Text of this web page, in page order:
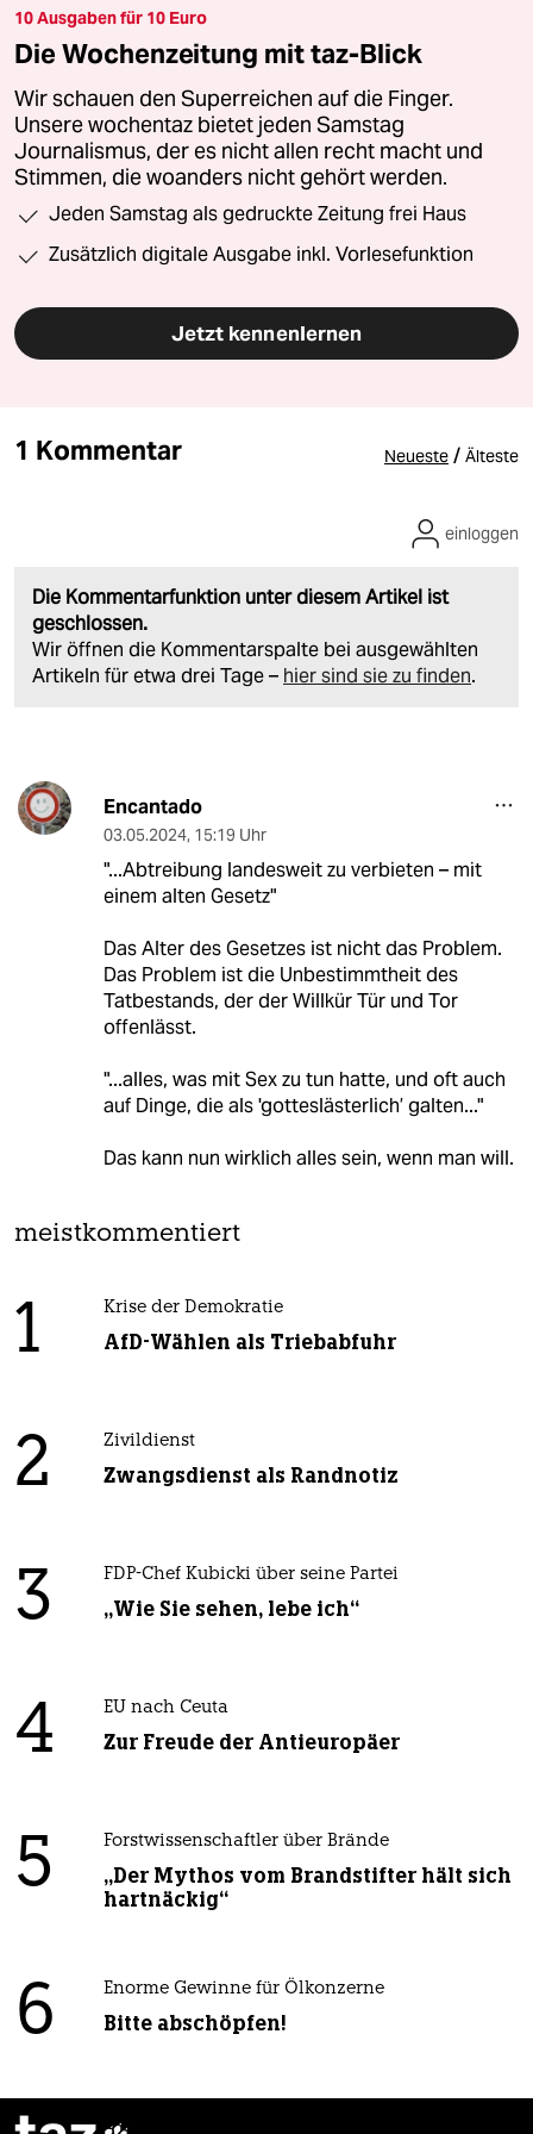
10 Ausgaben für 10 Euro
Die Wochenzeitung mit taz-Blick
Wir schauen den Superreichen auf die Finger.
Unsere wochentaz bietet jeden Samstag
Journalismus, der es nicht allen recht macht und
Stimmen, die woanders nicht gehört werden.
Jeden Samstag als gedruckte Zeitung frei Haus
Zusätzlich digitale Ausgabe inkl. Vorlesefunktion
Jetzt kennenlernen
1 Kommentar Neueste / Älteste
Die Kommentarfunktion unter diesem Artikel ist
geschlossen.
Wir öffnen die Kommentarspalte bei ausgewählten
Artikeln für etwa drei Tage – hier sind sie zu finden.
einloggen
Encantado
03.05.2024, 15:19 Uhr
"...Abtreibung landesweit zu verbieten – mit
einem alten Gesetz"
Das Alter des Gesetzes ist nicht das Problem.
Das Problem ist die Unbestimmtheit des
Tatbestands, der der Willkür Tür und Tor
offenlässt.
"...alles, was mit Sex zu tun hatte, und oft auch
auf Dinge, die als 'gotteslästerlich’ galten..."
Das kann nun wirklich alles sein, wenn man will.
meistkommentiert
1 Krise der Demokratie
AfD-Wählen als Triebabfuhr
2 Zivildienst
Zwangsdienst als Randnotiz
3 FDP-Chef Kubicki über seine Partei
„Wie Sie sehen, lebe ich“
4 EU nach Ceuta
Zur Freude der Antieuropäer
5 Forstwissenschaftler über Brände
„Der Mythos vom Brandstifter hält sich
hartnäckig“
6 Enorme Gewinne für Ölkonzerne
Bitte abschöpfen!